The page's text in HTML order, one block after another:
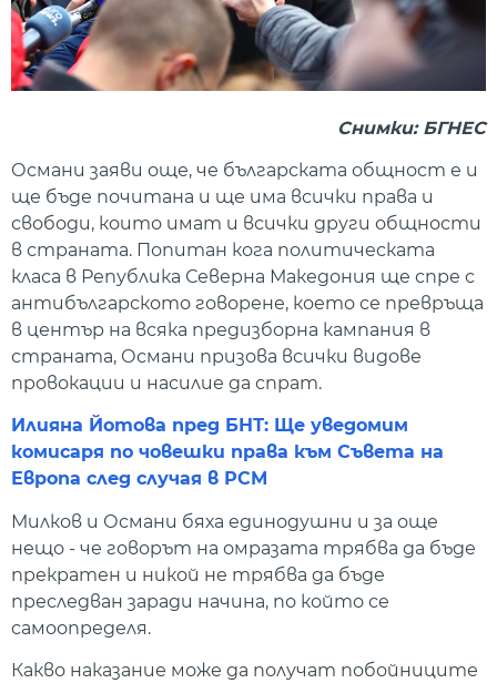
Снимки: БГНЕС
Османи заяви още, че българската общност е и
ще бъде почитана и ще има всички права и
свободи, които имат и всички други общности
в страната. Попитан кога политическата
класа в Република Северна Македония ще спре с
антибългарското говорене, което се превръща
в център на всяка предизборна кампания в
страната, Османи призова всички видове
провокации и насилие да спрат.
Илияна Йотова пред БНТ: Ще уведомим
комисаря по човешки права към Съвета на
Европа след случая в РСМ
Милков и Османи бяха единодушни и за още
нещо - че говорът на омразата трябва да бъде
прекратен и никой не трябва да бъде
преследван заради начина, по който се
самоопределя.
Какво наказание може да получат побойниците